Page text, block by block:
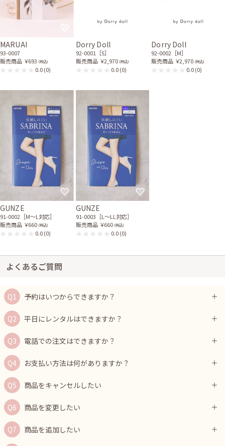
MARUAI
93-0007
販売商品 ￥693 (税込)
0.0(0)
Dorry Doll
92-0001［S］
販売商品 ￥2,970 (税込)
0.0(0)
Dorry Doll
92-0002［M］
販売商品 ￥2,970 (税込)
0.0(0)
GUNZE
91-0002［M〜L対応］
販売商品 ￥660 (税込)
0.0(0)
GUNZE
91-0003［L〜LL対応］
販売商品 ￥660 (税込)
0.0(0)
よくあるご質問
予約はいつからできますか？
平日にレンタルはできますか？
電話での注文はできますか？
お支払い方法は何がありますか？
商品をキャンセルしたい
商品を変更したい
商品を追加したい